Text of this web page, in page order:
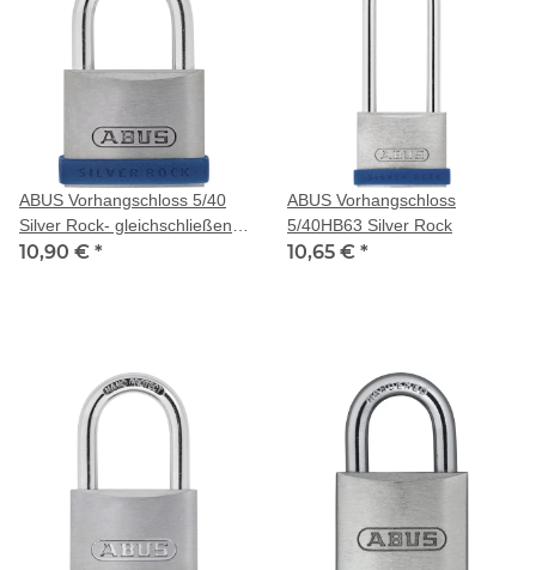
ABUS Vorhangschloss 5/40
Silver Rock- gleichschließend
je 2 Schlüssel
10,90 € *
ABUS Vorhangschloss
5/40HB63 Silver Rock
10,65 € *